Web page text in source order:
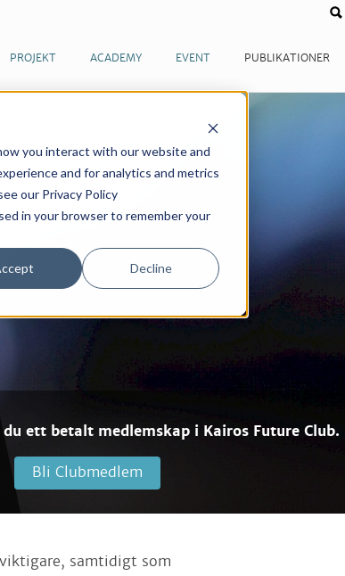
you interact with our website and
and for analytics and metrics
our Privacy Policy
in your browser to remember your
Decline
PROJEKT ACADEMY EVENT PUBLIKATIONER
ett betalt medlemskap i Kairos Future Club.
Bli Clubmedlem
samtidigt som